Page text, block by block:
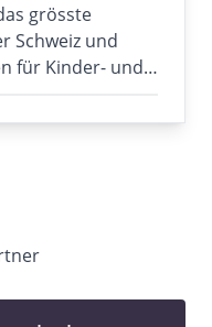
grösste
Schweiz und
für Kinder- und…